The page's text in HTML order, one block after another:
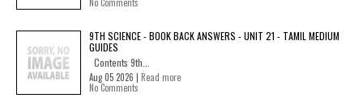
9TH SCIENCE - BOOK BACK ANSWERS - UNIT 21 - TAMIL MEDIUM
GUIDES
Contents 9th...
Aug 05 2026 | Read more
No Comments